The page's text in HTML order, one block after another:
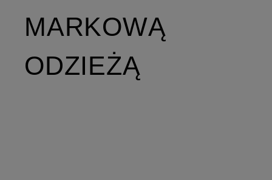
MARKOWĄ
ODZIEŻĄ